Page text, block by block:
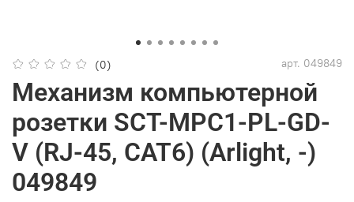
(0) арт. 049849
Механизм компьютерной
розетки SCT-MPC1-PL-GD-
V (RJ-45, CAT6) (Arlight, -)
049849